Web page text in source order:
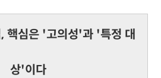
핵심은 '고의성'과 '특정 대
상'이다